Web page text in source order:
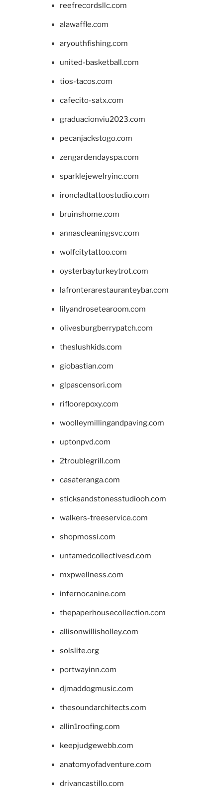
reefrecordsllc.com
alawaffle.com
aryouthfishing.com
united-basketball.com
tios-tacos.com
cafecito-satx.com
graduacionviu2023.com
pecanjackstogo.com
zengardendayspa.com
sparklejewelryinc.com
ironcladtattoostudio.com
bruinshome.com
annascleaningsvc.com
wolfcitytattoo.com
oysterbayturkeytrot.com
lafronterarestauranteybar.com
lilyandrosetearoom.com
olivesburgberrypatch.com
theslushkids.com
giobastian.com
glpascensori.com
rifloorepoxy.com
woolleymillingandpaving.com
uptonpvd.com
2troublegrill.com
casateranga.com
sticksandstonesstudiooh.com
walkers-treeservice.com
shopmossi.com
untamedcollectivesd.com
mxpwellness.com
infernocanine.com
thepaperhousecollection.com
allisonwillisholley.com
solslite.org
portwayinn.com
djmaddogmusic.com
thesoundarchitects.com
allin1roofing.com
keepjudgewebb.com
anatomyofadventure.com
drivancastillo.com